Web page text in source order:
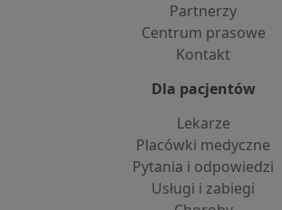
Partnerzy
Centrum prasowe
Kontakt
Dla pacjentów
Lekarze
Placówki medyczne
Pytania i odpowiedzi
Usługi i zabiegi